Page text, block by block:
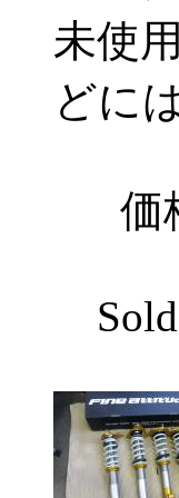
未使
どに
価
Sold